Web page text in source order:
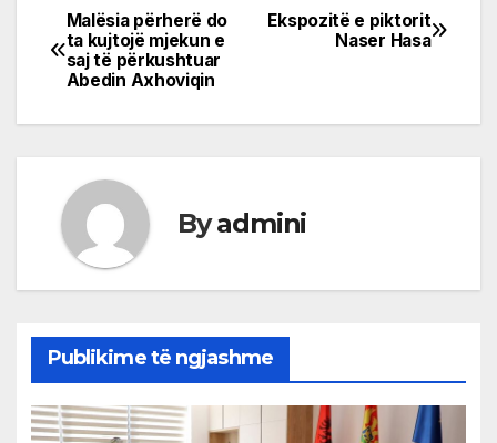
Post
navigation
Ekspozitë e piktorit
Naser Hasa
Malësia përherë do
ta kujtojë mjekun e
saj të përkushtuar
Abedin Axhoviqin
Byadmini
Publikime të ngjashme